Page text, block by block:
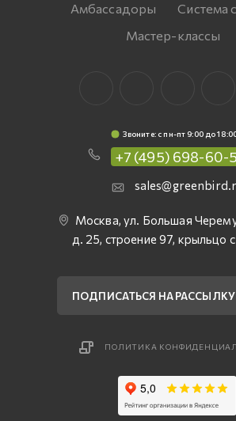
Амбассадоры
Система
Мастер-классы
Звоните: c пн-пт 9:00 до
+7 (495) 698-60-
Москва, ул. Большая
д. 25, строение 97, крыльцо
ПОДПИСАТЬСЯ НА РАССЫЛКУ
ПОЛИТИКА